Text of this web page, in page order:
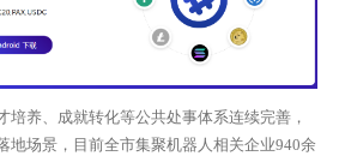
培养、成就转化等公共处事体系连续完善，
地场景，目前全市集聚机器人相关企业940余